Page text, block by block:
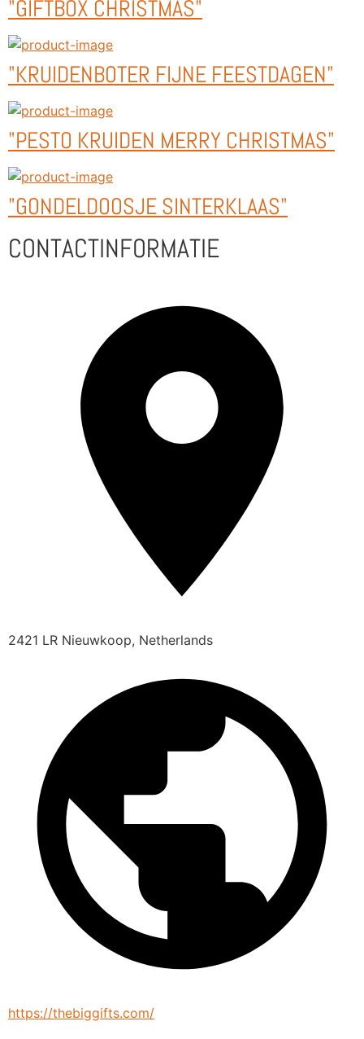
"GIFTBOX CHRISTMAS"
"KRUIDENBOTER FIJNE FEESTDAGEN"
"PESTO KRUIDEN MERRY CHRISTMAS"
"GONDELDOOSJE SINTERKLAAS"
CONTACTINFORMATIE
2421 LR Nieuwkoop, Netherlands
https://thebiggifts.com/